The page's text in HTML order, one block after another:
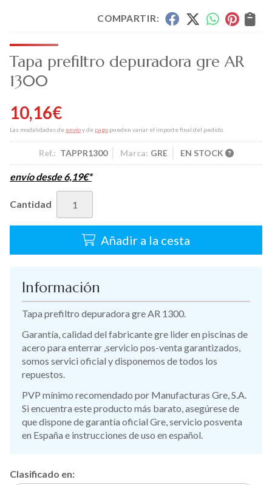
COMPARTIR:
Tapa prefiltro depuradora gre AR
1300
10,16€
Las modalidades de envíoy de pago pueden variar el importe final del pedido.
Ref.: TAPPR1300 Marca: GRE EN STOCK
envío desde6,19€*
Cantidad
Añadir a la cesta
Información
Tapa prefiltro depuradora gre AR 1300.
Garantía, calidad del fabricante gre lider en piscinas de
acero para enterrar ,servicio pos-venta garantizados,
somos servici oficial y disponemos de todos los
repuestos.
PVP mínimo recomendado por Manufacturas Gre, S.A.
Si encuentra este producto más barato, asegúrese de
que dispone de garantía oficial Gre, servicio posventa
en España e instrucciones de uso en español.
Clasificado en: